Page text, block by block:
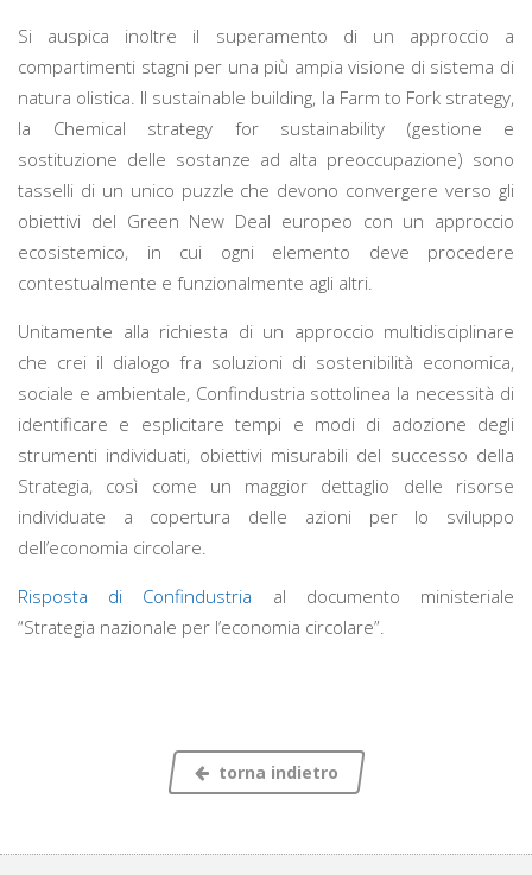
Si auspica inoltre il superamento di un approccio a
compartimenti stagni per una più ampia visione di sistema di
natura olistica. Il sustainable building, la Farm to Fork strategy,
la Chemical strategy for sustainability (gestione e
sostituzione delle sostanze ad alta preoccupazione) sono
tasselli di un unico puzzle che devono convergere verso gli
obiettivi del Green New Deal europeo con un approccio
ecosistemico, in cui ogni elemento deve procedere
contestualmente e funzionalmente agli altri.
Unitamente alla richiesta di un approccio multidisciplinare
che crei il dialogo fra soluzioni di sostenibilità economica,
sociale e ambientale, Confindustria sottolinea la necessità di
identificare e esplicitaretempi e modi di adozione degli
strumenti individuati, obiettivi misurabili del successo della
Strategia, così come un maggior dettaglio delle risorse
individuate a copertura delle azioni per lo sviluppo
dell’economia circolare.
Risposta di Confindustria al documento ministeriale
“Strategia nazionale per l’economia circolare”.
torna indietro